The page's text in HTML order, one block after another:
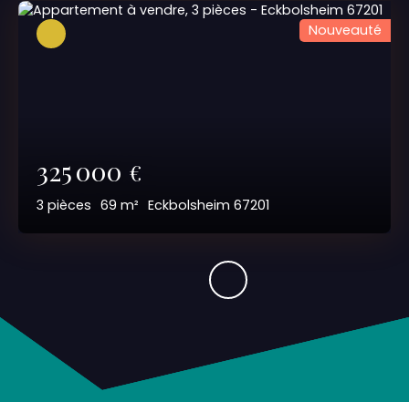
325 000 €
3 pièces 69 m² Eckbolsheim 67201
Nouveauté